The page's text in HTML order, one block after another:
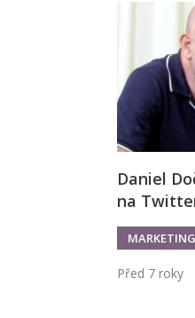
Daniel
na
MARKETING
Před 7 roky